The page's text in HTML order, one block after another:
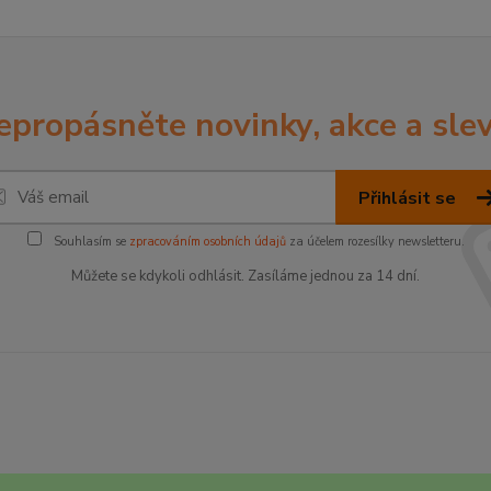
novinky, akce a
Přihlásit se
Souhlasím se zpracováním osobních údajůza účelem rozesílky newsletteru.
Můžete se kdykoli odhlásit. Zasíláme jednou za 14 dní.